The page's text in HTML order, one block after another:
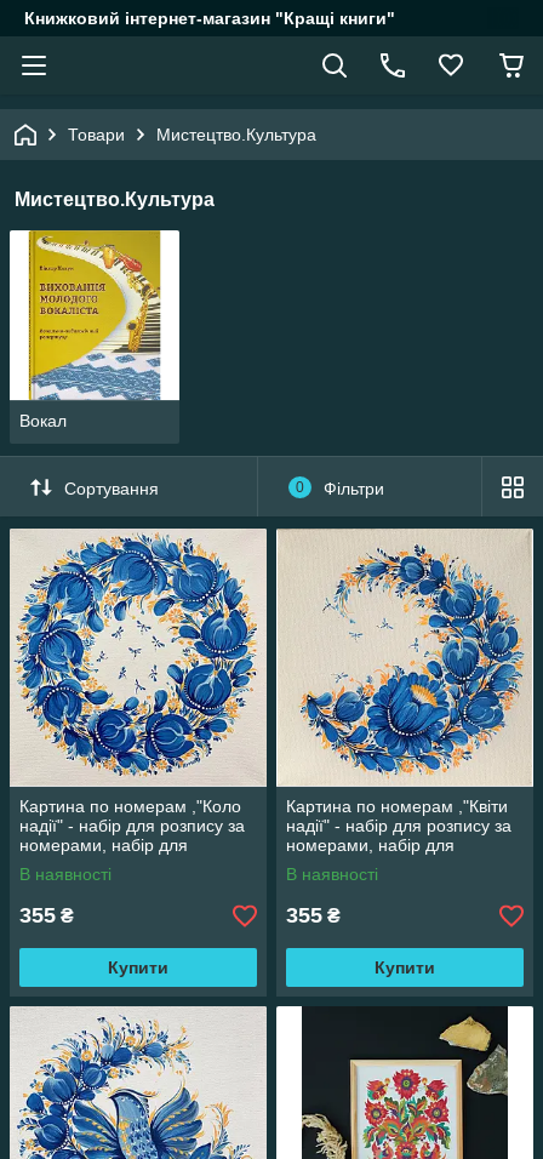
Книжковий інтернет-магазин "Кращі книги"
Товари Мистецтво.Культура
Мистецтво.Культура
Вокал
Сортування 0 Фільтри
Картина по номерам ,"Коло
надії" - набір для розпису за
номерами, набір для
творчості
В наявності
355 ₴
Купити
Картина по номерам ,"Квіти
надії" - набір для розпису за
номерами, набір для
творчості
В наявності
355 ₴
Купити